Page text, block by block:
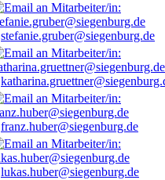
stefanie.gruber@siegenburg.de
franz.huber@siegenburg.de
lukas.huber@siegenburg.de